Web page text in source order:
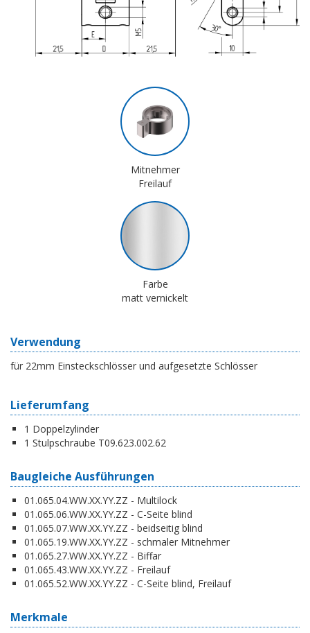
Mitnehmer
Freilauf
Farbe
matt vernickelt
Verwendung
für 22mm Einsteckschlösser und aufgesetzte Schlösser
Lieferumfang
1 Doppelzylinder
1 Stulpschraube T09.623.002.62
Baugleiche Ausführungen
01.065.04.WW.XX.YY.ZZ - Multilock
01.065.06.WW.XX.YY.ZZ - C-Seite blind
01.065.07.WW.XX.YY.ZZ - beidseitig blind
01.065.19.WW.XX.YY.ZZ - schmaler Mitnehmer
01.065.27.WW.XX.YY.ZZ - Biffar
01.065.43.WW.XX.YY.ZZ - Freilauf
01.065.52.WW.XX.YY.ZZ - C-Seite blind, Freilauf
Merkmale